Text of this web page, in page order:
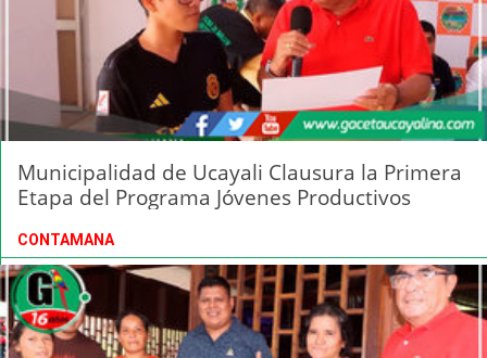
Municipalidad de Ucayali Clausura la Primera
Etapa del Programa Jóvenes Productivos
CONTAMANA